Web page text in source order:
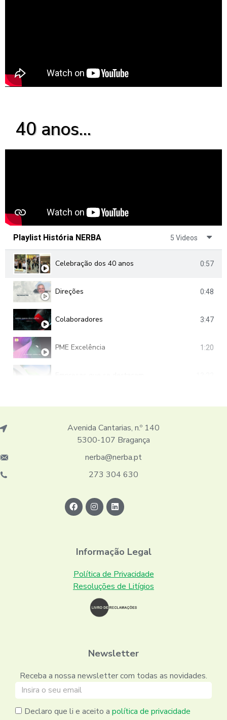
40 anos...
Playlist História NERBA 5 Videos
Celebração dos 40 anos 0:57
Direções 0:48
Colaboradores 3:47
PME Excelência 1:20
Avenida Cantarias, n.º 140
5300-107 Bragança
nerba@nerba.pt
273 304 630
Informação Legal
Política de Privacidade
Resoluções de Litígios
Newsletter
Receba a nossa newsletter com todas as novidades.
Declaro que li e aceito a política de privacidade